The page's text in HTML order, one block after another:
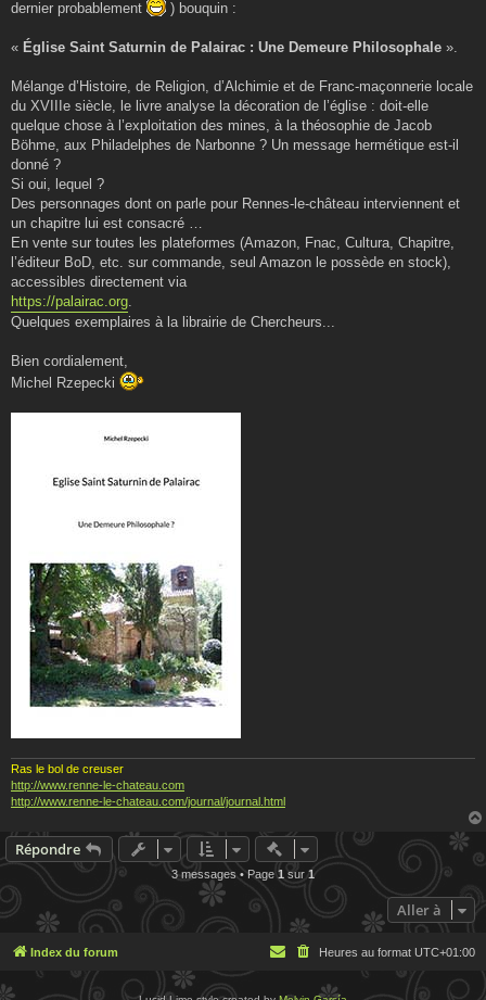
dernier probablement
) bouquin :
« Église Saint Saturnin de Palairac : Une Demeure Philosophale ».
Mélange d’Histoire, de Religion, d’Alchimie et de Franc-maçonnerie locale
du XVIIIe siècle, le livre analyse la décoration de l’église : doit-elle
quelque chose à l’exploitation des mines, à la théosophie de Jacob
Böhme, aux Philadelphes de Narbonne ? Un message hermétique est-il
donné ?
Si oui, lequel ?
Des personnages dont on parle pour Rennes-le-château interviennent et
un chapitre lui est consacré …
En vente sur toutes les plateformes (Amazon, Fnac, Cultura, Chapitre,
l’éditeur BoD, etc. sur commande, seul Amazon le possède en stock),
accessibles directement via
https://palairac.org.
Quelques exemplaires à la librairie de Chercheurs...
Bien cordialement,
Michel Rzepecki
Ras le bol de creuser
http://www.renne-le-chateau.com
http://www.renne-le-chateau.com/journal/journal.html
Répondre Actions rapides de
3 messages • Page 1 sur1
Aller à
Index du forum Heures au format UTC+01:00